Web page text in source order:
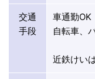
交通
手段
車通勤OK
自転車、
近鉄けい